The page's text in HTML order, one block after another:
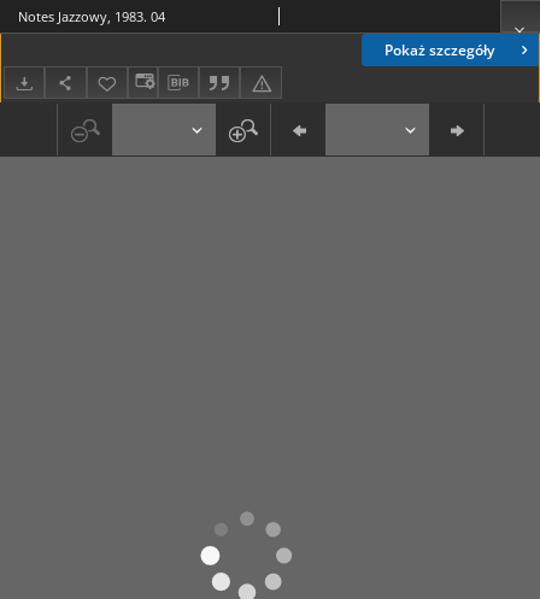
Pokaż szczegóły
Notes Jazzowy, 1983. 04